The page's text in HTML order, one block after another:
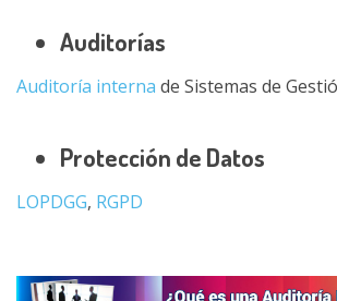
Auditorías
Auditoría interna de Sistemas de
Protección de Datos
LOPDGG, RGPD